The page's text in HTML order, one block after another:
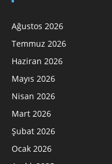
Ağustos 2026
Temmuz 2026
Haziran 2026
Mayıs 2026
Nisan 2026
Mart 2026
Şubat 2026
Ocak 2026